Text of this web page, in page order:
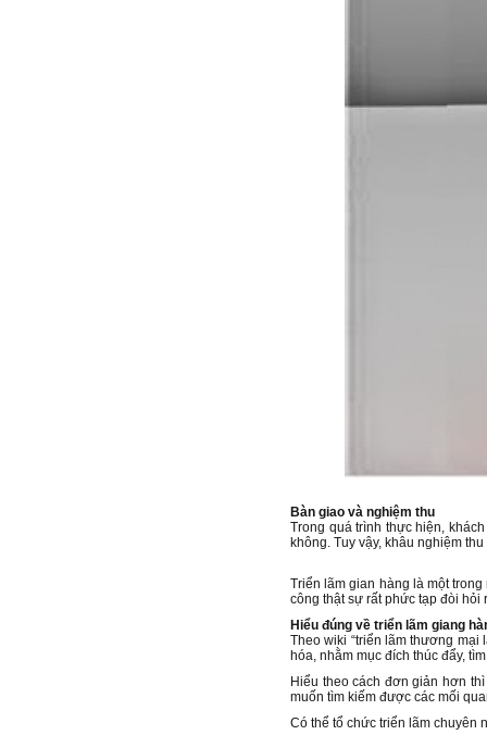
Bàn giao và nghiệm thu
Trong quá trình thực hiện,
không. Tuy vậy, khâu nghiệm
Triển lãm gian hàng là một
công thật sự rất phức tạp đòi hỏi
Hiểu đúng về triển lãm giang
Theo wiki “triển lãm thương
hóa, nhằm mục đích thúc đẩy,
Hiểu theo cách đơn giản hơn
muốn tìm kiếm được các mối
Có thể tổ chức triển lãm chuyên